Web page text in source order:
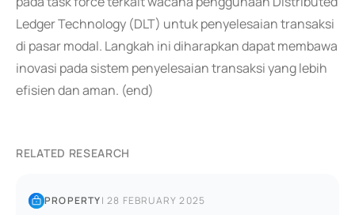
Ledger Technology (DLT) untuk penyelesaian transaksi
di pasar modal. Langkah ini diharapkan dapat membawa
inovasi pada sistem penyelesaian transaksi yang lebih
efisien dan aman. (end)
RELATED RESEARCH
PROPERTY|28 FEBRUARY 2025